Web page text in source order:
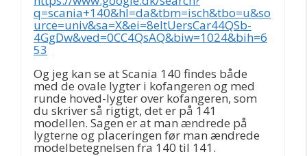
q=scania+140&hl=da&tbm=isch&tbo=u&so
urce=univ&sa=X&ei=8eItUersCar44QSb-
4GgDw&ved=0CC4QsAQ&biw=1024&bih=6
53
Og jeg kan se at Scania 140 findes både
med de ovale lygter i kofangeren og med
runde hoved-lygter over kofangeren, som
du skriver så rigtigt, det er på 141
modellen. Sagen er at man ændrede på
lygterne og placeringen før man ændrede
modelbetegnelsen fra 140 til 141.